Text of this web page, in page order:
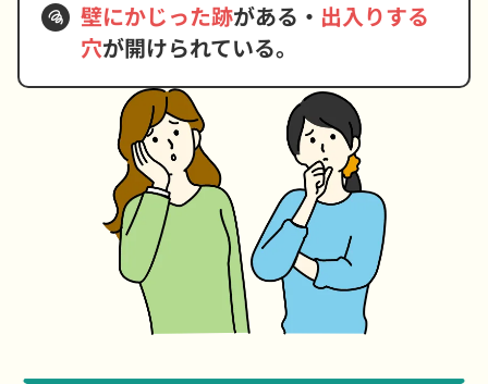
壁にかじった跡がある・ 出入りする
穴が開けられている。